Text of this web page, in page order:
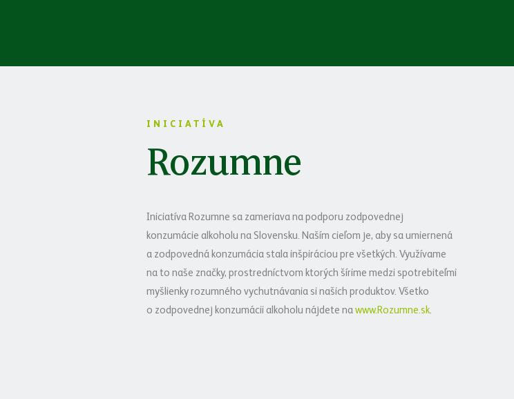
INICIATÍVA
Rozumne
Iniciatíva Rozumne sa zameriava na podporu zodpovednej
konzumácie alkoholu na Slovensku. Naším cieľom je, aby sa umiernená
a zodpovedná konzumácia stala inšpiráciou pre všetkých. Využívame
na to naše značky, prostredníctvom ktorých šírime medzi spotrebiteľmi
myšlienky rozumného vychutnávania si našich produktov. Všetko
o zodpovednej konzumácii alkoholu nájdete na www.Rozumne.sk